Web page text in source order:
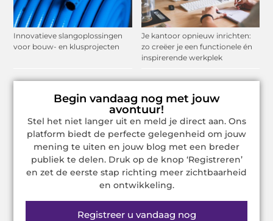
Innovatieve slangoplossingen
voor bouw- en klusprojecten
Je kantoor opnieuw inrichten:
zo creëer je een functionele én
inspirerende werkplek
Begin vandaag nog met jouw
avontuur!
Stel het niet langer uit en meld je direct aan. Ons
platform biedt de perfecte gelegenheid om jouw
mening te uiten en jouw blog met een breder
publiek te delen. Druk op de knop ‘Registreren’
en zet de eerste stap richting meer zichtbaarheid
en ontwikkeling.
Registreer u vandaag nog